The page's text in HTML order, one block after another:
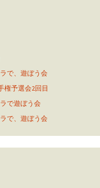
で、遊ぼう会
権予選会2回目
で遊ぼう会
で、遊ぼう会